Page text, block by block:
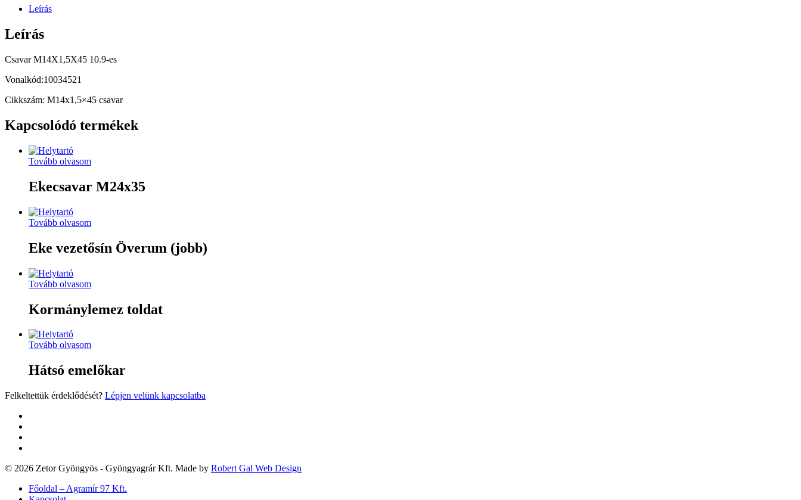
Leírás
Leírás
Csavar M14X1,5X45 10.9-es
Vonalkód:10034521
Cikkszám: M14x1,5×45 csavar
Kapcsolódó termékek
Tovább olvasom
Ekecsavar M24x35
Tovább olvasom
Eke vezetősín Överum (jobb)
Tovább olvasom
Kormánylemez toldat
Tovább olvasom
Hátsó emelőkar
Felkeltettük érdeklődését? Lépjen velünk kapcsolatba
© 2026 Zetor Gyöngyös - Gyöngyagrár Kft. Made by Robert Gal Web Design
Close
Főoldal – Agramír 97 Kft.